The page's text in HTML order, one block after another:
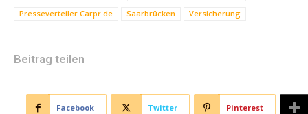
Presseverteiler Carpr.de
Saarbrücken Versicherung
Beitrag teilen
Facebook Twitter Pinterest